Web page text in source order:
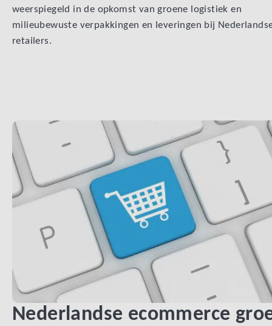
weerspiegeld in de opkomst van groene logistiek en
milieubewuste verpakkingen en leveringen bij
retailers.
Nederlandse ecommerce